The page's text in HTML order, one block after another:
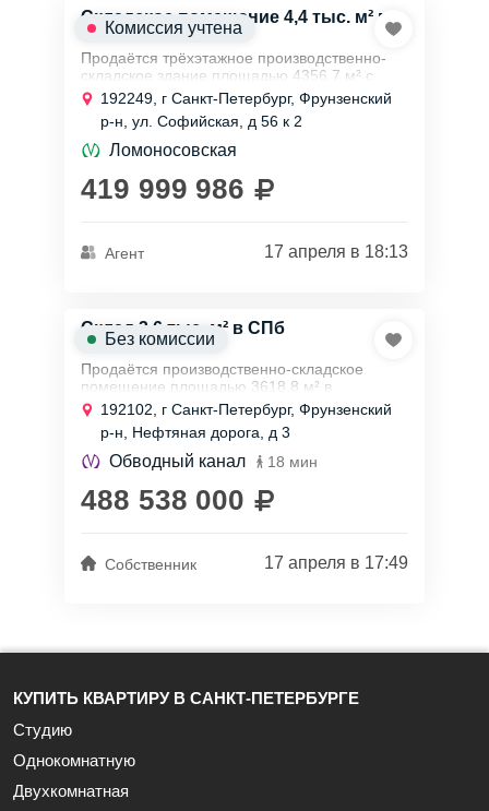
Складское помещение 4,4 тыс. м² в
СПб
Продаётся трёхэтажное производственно-
складское здание площадью 4356,7 м² с
земельным участком 8259 м² на Софийской
улице во Фрунзенском районе Санкт-
Петербурга....
192249, г Санкт-Петербург, Фрунзенский
р-н, ул. Софийская, д 56 к 2
Ломоносовская
419 999 986
Агент 17 апреля в 18:13
Комиссия учтена
Склад 3,6 тыс. м² в СПб
Продаётся производственно-складское
помещение площадью 3618,8 м² в
современном здании (по схеме помещений
3Н–4Н, возможна любая компоновка и
сочетание площадей)....
192102, г Санкт-Петербург, Фрунзенский
р-н, Нефтяная дорога, д 3
Обводный канал 18 мин
488 538 000
Собственник 17 апреля в 17:49
Без комиссии
КУПИТЬ КВАРТИРУ В САНКТ-ПЕТЕРБУРГЕ
Студию
Однокомнатную
Двухкомнатная